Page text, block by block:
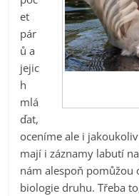
et
pár
ů a
jejic
h
mlá
ďat,
oceníme ale i
mají i záznamy labutí
nám alespoň pomůžou
biologie druhu. Třeba